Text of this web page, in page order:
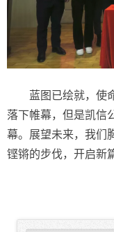
蓝图已绘就，使
落下帷幕，但是凯信
幕。展望未来，我们
铿锵的步伐，开启新